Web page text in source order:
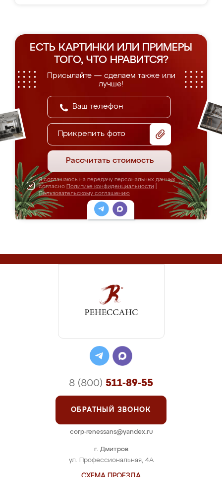
ЕСТЬ КАРТИНКИ ИЛИ ПРИМЕРЫ
ТОГО, ЧТО НРАВИТСЯ?
Присылайте — сделаем также или
лучше!
Прикрепить фото
Рассчитать стоимость
Я соглашаюсь на передачу персональных данных
согласно Политике конфиденциальности
Пользовательскому соглашению
г. Дмитров
ул. Профессиональная, 4А
8 (800) 511-89-55
ОБРАТНЫЙ ЗВОНОК
corp-renessans@yandex.ru